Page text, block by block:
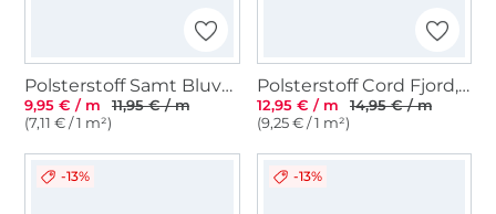
Polsterstoff Samt Bluvel, petrol
9,95 € / m
11,95 € / m
(7,11 € / 1 m²)
Polsterstoff Cord Fjord, grau
12,95 € / m
14,95 € / m
(9,25 € / 1 m²)
-13% -13%